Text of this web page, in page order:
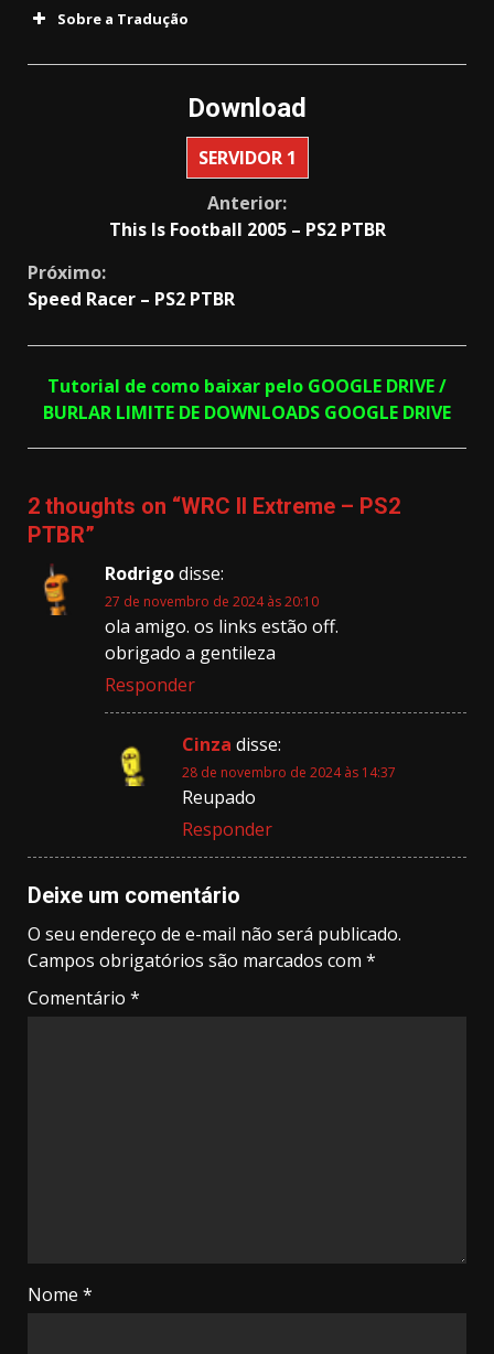
Sobre a Tradução
Download
SERVIDOR 1
Anterior:
This Is Football 2005 – PS2 PTBR
Próximo:
Speed Racer – PS2 PTBR
Tutorial de como baixar pelo GOOGLE DRIVE /
BURLAR LIMITE DE DOWNLOADS GOOGLE DRIVE
2 thoughts on “WRC II Extreme – PS2
PTBR”
Rodrigodisse:
27 de novembro de 2024 às 20:10
ola amigo. os links estão off.
obrigado a gentileza
Responder
Cinza disse:
28 de novembro de 2024 às 14:37
Reupado
Responder
Deixe um comentário
O seu endereço de e-mail não será publicado.
Campos obrigatórios são marcados com *
Comentário *
Nome *